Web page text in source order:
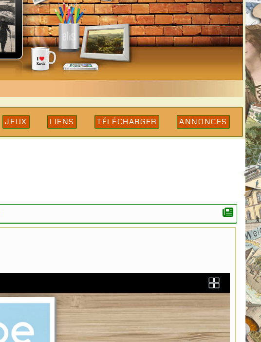
Jeux Liens Télécharger Annonces